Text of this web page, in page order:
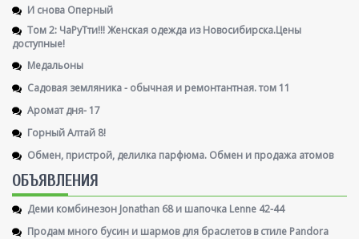
И снова Оперный
Том 2: ЧаРуТти!!! Женская одежда из Новосибирска.Цены
доступные!
Медальоны
Садовая земляника - обычная и ремонтантная. том 11
Аромат дня- 17
Горный Алтай 8!
Обмен, пристрой, делилка парфюма. Обмен и продажа атомов
ОБЪЯВЛЕНИЯ
Деми комбинезон Jonathan 68 и шапочка Lenne 42-44
Продам много бусин и шармов для браслетов в стиле Pandora